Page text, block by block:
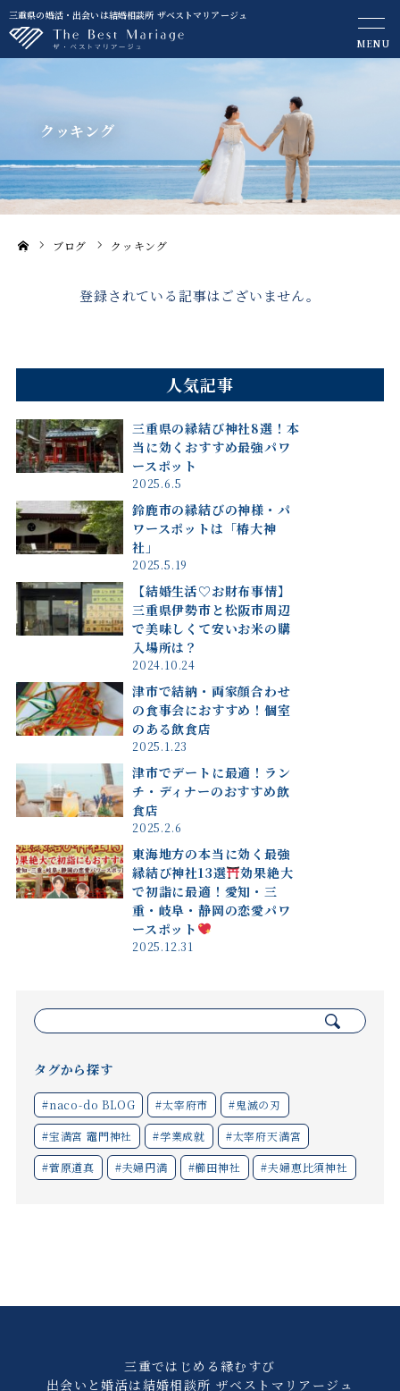
三重県の婚活・出会いは結婚相談所 ザベストマリアージュ
MENU
クッキング
ーム
ブログ クッキング
登録されている記事はございません。
人気記事
三重県の縁結び神社8選！本
当に効くおすすめ最強パワ
ースポット
2025.6.5
鈴鹿市の縁結びの神様・パ
ワースポットは「椿大神
社」
2025.5.19
【結婚生活♡お財布事情】
三重県伊勢市と松阪市周辺
で美味しくて安いお米の購
入場所は？
2024.10.24
津市で結納・両家顔合わせ
の食事会におすすめ！個室
のある飲食店
2025.1.23
津市でデートに最適！ラン
チ・ディナーのおすすめ飲
食店
2025.2.6
東海地方の本当に効く最強
縁結び神社13選
効果絶大
で初詣に最適！愛知・三
重・岐阜・静岡の恋愛パワ
ースポット
2025.12.31
索:
タグから探す
#naco-do BLOG #太宰府市 #鬼滅の刃
#宝満宮 竈門神社 #学業成就 #太宰府天満宮
#菅原道真 #夫婦円満 #櫛田神社 #夫婦恵比須神社
三重ではじめる縁むすび
出会いと婚活は結婚相談所 ザベストマリアージュ